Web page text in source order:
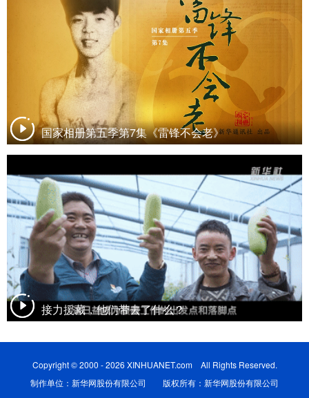
国家相册第五季第7集《雷锋不会老》
接力援藏，他们带去了什么？
Copyright © 2000 - 2026 XINHUANET.com All Rights Reserved.
制作单位：新华网股份有限公司 版权所有：新华网股份有限公司